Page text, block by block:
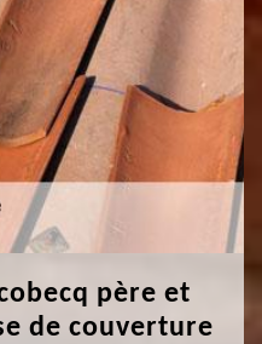
père et
de couverture